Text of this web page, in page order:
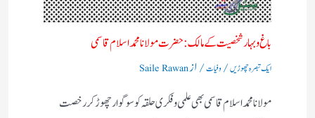
باغ وبہار شخصیت کے مالک :حضرت مولانا محمد اسلام قاسمی
ایک تبصرہ چھوڑیں/ وفیات/ ازSaile Rawan
مولانا محمد اسلام قاسمی بھی علمی وفکری حلقہ کو سوگوار چھوڑ کر رخصت